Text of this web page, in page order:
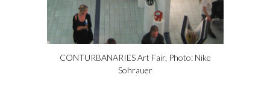
CONTURBANARIES Art Fair, Photo: Nike
Sohrauer